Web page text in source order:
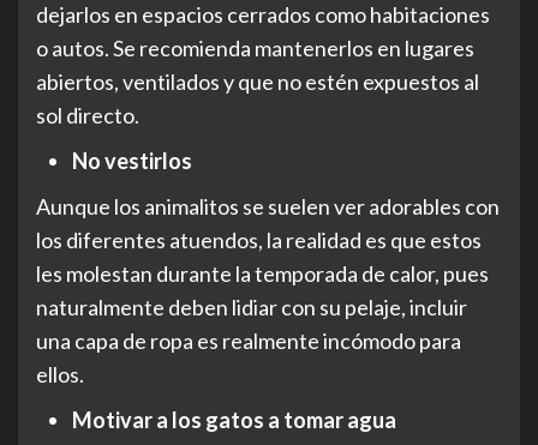
dejarlos en espacios cerrados como habitaciones
o autos. Se recomienda mantenerlos en lugares
abiertos, ventilados y que no estén expuestos al
sol directo.
No vestirlos
Aunque los animalitos se suelen ver adorables con
los diferentes atuendos, la realidad es que estos
les molestan durante la temporada de calor, pues
naturalmente deben lidiar con su pelaje, incluir
una capa de ropa es realmente incómodo para
ellos.
Motivar a los gatos a tomar agua